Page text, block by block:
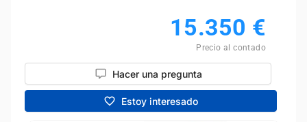
15.350 €
Precio al contado
Hacer una pregunta
Estoy interesado